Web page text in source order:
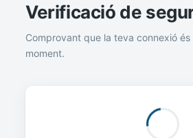
Verificació de
Comprovant que la teva connexió és
moment.